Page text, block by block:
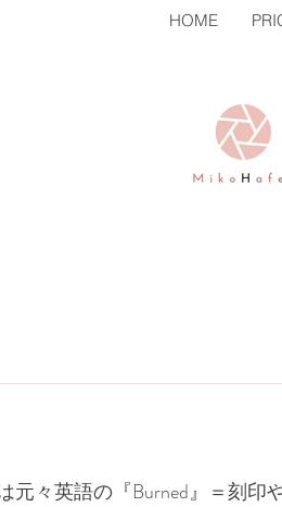
HOME
元々英語の『Burned』＝刻